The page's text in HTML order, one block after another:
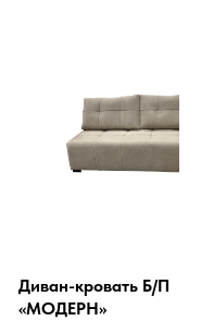
Диван-кровать Б/П
«МОДЕРН»